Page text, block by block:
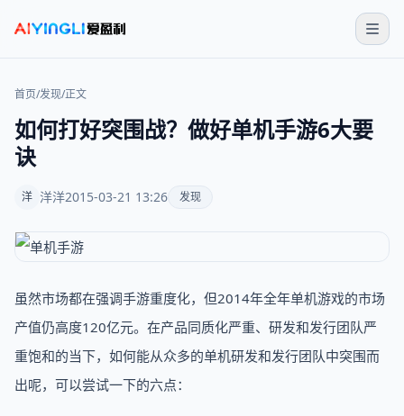
首页/发现/正文
如何打好突围战？做好单机手游6大要
诀
洋 洋洋2015-03-21 13:26 发现
虽然市场都在强调手游重度化，但2014年全年单机游戏的市场
产值仍高度120亿元。在产品同质化严重、研发和发行团队严
重饱和的当下，如何能从众多的单机研发和发行团队中突围而
出呢，可以尝试一下的六点：